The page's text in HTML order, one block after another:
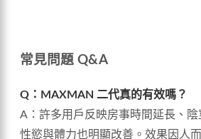
常見問題 Q&A
Q：MAXMAN 二代真的有效嗎？
A：許多用戶反映房事時間延長、陰
性慾與體力也明顯改善。效果因人